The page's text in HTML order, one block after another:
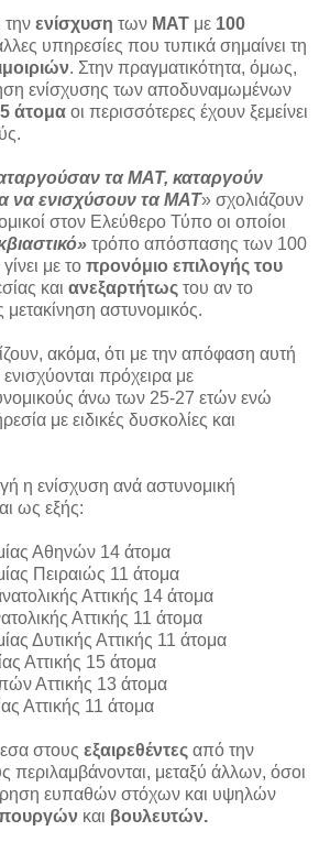
την ενίσχυση των ΜΑΤ με 100
υπηρεσίες που τυπικά σημαίνει τη
. Στην πραγματικότητα, όμως,
ενίσχυσης των αποδυναμωμένων
άτομα οι περισσότερες έχουν ξεμείνει
τα ΜΑΤ, καταργούν
να ενισχύσουν τα ΜΑΤ» σχολιάζουν
στον Ελεύθερο Τύπο οι οποίοι
τρόπο απόσπασης των 100
με το προνόμιο επιλογής του
και ανεξαρτήτως του αν το
μετακίνηση αστυνομικός.
ακόμα, ότι με την απόφαση αυτή
πρόχειρα με
άνω των 25-27 ετών ενώ
με ειδικές δυσκολίες και
η ενίσχυση ανά αστυνομική
ως εξής:
Αθηνών 14 άτομα
Πειραιώς 11 άτομα
Αττικής 14 άτομα
Αττικής 11 άτομα
Δυτικής Αττικής 11 άτομα
Αττικής 15 άτομα
Αττικής 13 άτομα
Αττικής 11 άτομα
στους εξαιρεθέντες από την
περιλαμβάνονται, μεταξύ άλλων, όσοι
ευπαθών στόχων και υψηλών
και βουλευτών.